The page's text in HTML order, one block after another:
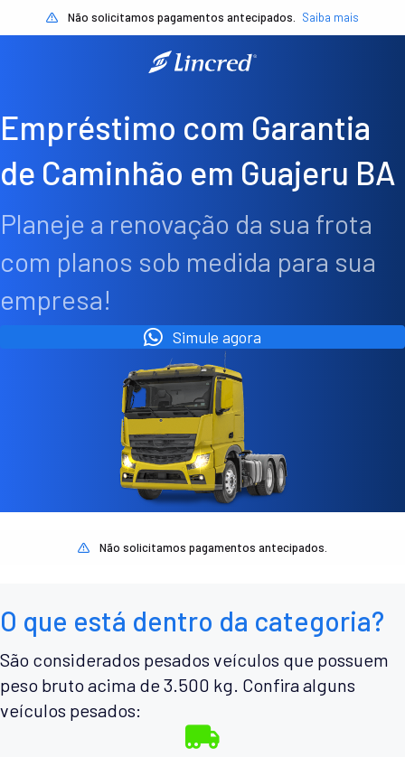
Não solicitamos pagamentos antecipados. Saiba mais
Empréstimo com Garantia
de Caminhão em Guajeru BA
Planeje a renovação da sua frota
com planos sob medida para sua
empresa!
Simule agora
Não solicitamos pagamentos antecipados.
O que está dentro da categoria?
São considerados pesados veículos que possuem
peso bruto acima de 3.500 kg. Confira alguns
veículos pesados: